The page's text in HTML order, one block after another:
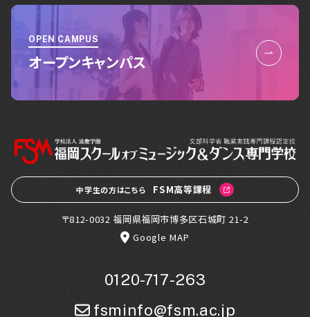
OPEN CAMPUS
オープンキャンパス
中学生の方はこちら FSM高等課程
〒812-0032 福岡県福岡市博多区石城町 21-2
Google MAP
0120-717-263
fsminfo@fsm.ac.jp